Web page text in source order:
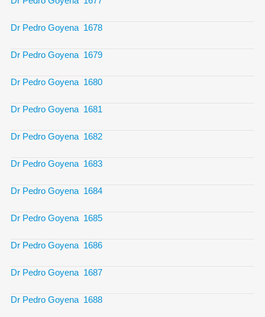
Dr Pedro Goyena 1678
Dr Pedro Goyena 1679
Dr Pedro Goyena 1680
Dr Pedro Goyena 1681
Dr Pedro Goyena 1682
Dr Pedro Goyena 1683
Dr Pedro Goyena 1684
Dr Pedro Goyena 1685
Dr Pedro Goyena 1686
Dr Pedro Goyena 1687
Dr Pedro Goyena 1688